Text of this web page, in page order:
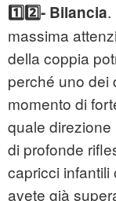
1️⃣2️⃣- Bilancia.
massima
della coppia
perché uno dei
momento di
quale
di profonde
capricci infantili
avete già